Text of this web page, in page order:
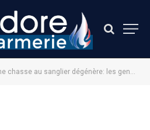
au sanglier dégénère: les gendarmes alertés pour protéger les habitants des chasseurs qui poursuivaient un sanglier